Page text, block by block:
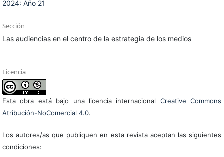
2024: Año 21
Sección
Las audiencias en el centro de la estrategia de los medios
Licencia
Esta obra está bajo una licencia internacional Creative Commons
Atribución-NoComercial 4.0.
Los autores/as que publiquen en esta revista aceptan las siguientes
condiciones: